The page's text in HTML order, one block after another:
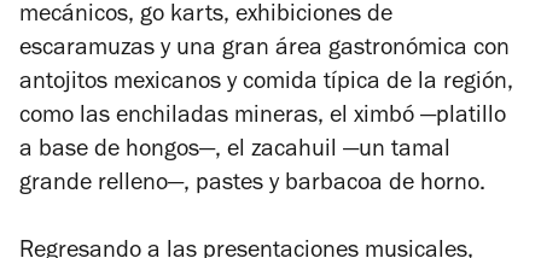
mecánicos, go karts, exhibiciones de
escaramuzas y una gran área gastronómica con
antojitos mexicanos y comida típica de la región,
como las enchiladas mineras, el ximbó —platillo
a base de hongos—, el zacahuil —un tamal
grande relleno—, pastes y barbacoa de horno.
Regresando a las presentaciones musicales,